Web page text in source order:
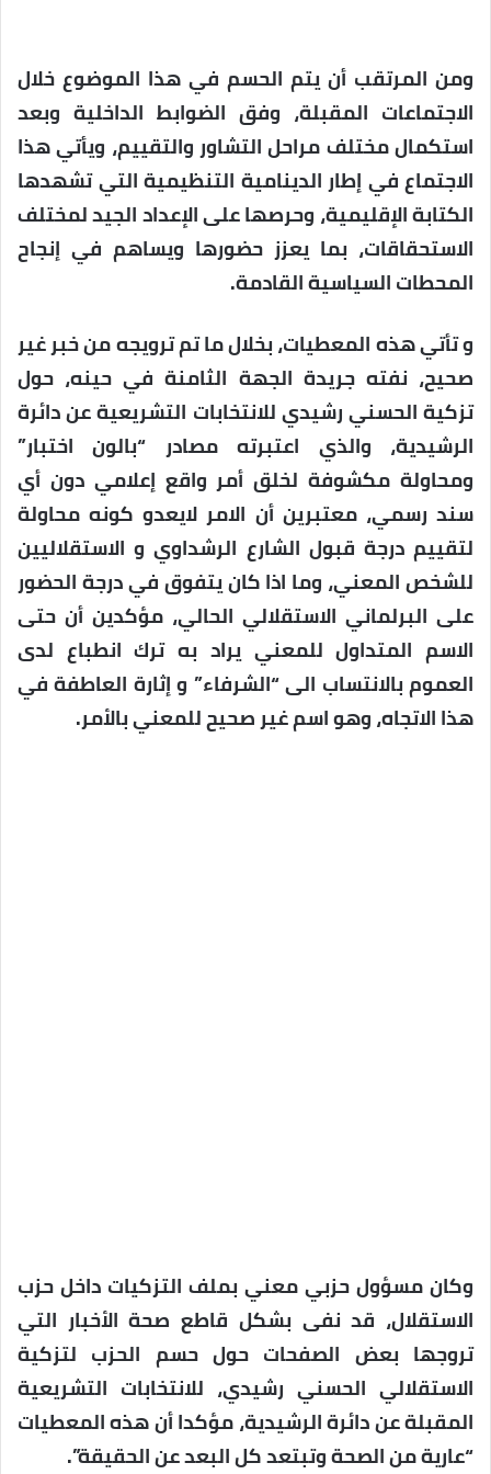
ومن المرتقب أن يتم الحسم في هذا الموضوع خلال
الاجتماعات المقبلة، وفق الضوابط الداخلية وبعد
استكمال مختلف مراحل التشاور والتقييم، ويأتي هذا
الاجتماع في إطار الدينامية التنظيمية التي تشهدها
الكتابة الإقليمية، وحرصها على الإعداد الجيد لمختلف
الاستحقاقات، بما يعزز حضورها ويساهم في إنجاح
المحطات السياسية القادمة.
و تأتي هذه المعطيات، بخلال ما تم ترويجه من خبر غير
صحيح، نفته جريدة الجهة الثامنة في حينه، حول
تزكية الحسني رشيدي للانتخابات التشريعية عن دائرة
الرشيدية، والذي اعتبرته مصادر “بالون اختبار”
ومحاولة مكشوفة لخلق أمر واقع إعلامي دون أي
سند رسمي، معتبرين أن الامر لايعدو كونه محاولة
لتقييم درجة قبول الشارع الرشداوي و الاستقلاليين
للشخص المعني، وما اذا كان يتفوق في درجة الحضور
على البرلماني الاستقلالي الحالي، مؤكدين أن حتى
الاسم المتداول للمعني يراد به ترك انطباع لدى
العموم بالانتساب الى “الشرفاء” و إثارة العاطفة في
هذا الاتجاه، وهو اسم غير صحيح للمعني بالأمر.
وكان مسؤول حزبي معني بملف التزكيات داخل حزب
الاستقلال، قد نفى بشكل قاطع صحة الأخبار التي
تروجها بعض الصفحات حول حسم الحزب لتزكية
الاستقلالي الحسني رشيدي، للانتخابات التشريعية
المقبلة عن دائرة الرشيدية، مؤكدا أن هذه المعطيات
“عارية من الصحة وتبتعد كل البعد عن الحقيقة”.